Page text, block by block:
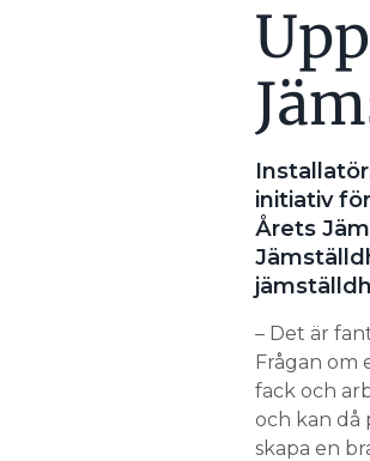
Läs E-tidningen
initiativ
Årets
– Det är
Frågan om
fack och
och kan då
skapa en